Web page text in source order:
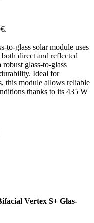
to-glass solar module uses
direct and reflected
glass-to-glass
Ideal for
this module allows reliable
thanks to its 435 W
Vertex S+ Glas-